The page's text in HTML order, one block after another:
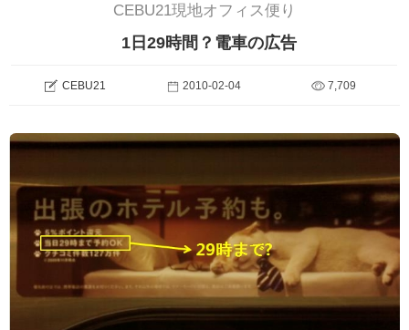
CEBU21現地オフィス便り
1日29時間？電車の広告
CEBU21 2010-02-04 7,709